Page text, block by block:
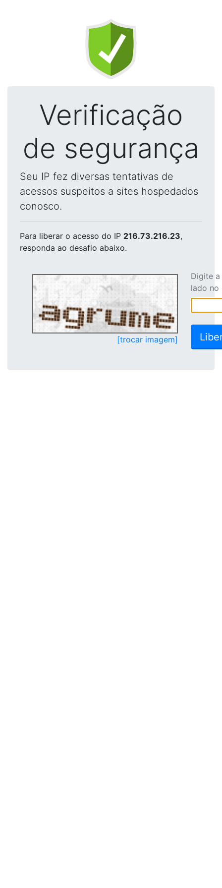
Verificação
de segurança
Seu IP fez diversas tentativas de
acessos suspeitos a sites hospedados
conosco.
Para liberar o acesso do IP 216.73.216.23,
responda ao desafio abaixo.
[trocar imagem]
Digite
lado no